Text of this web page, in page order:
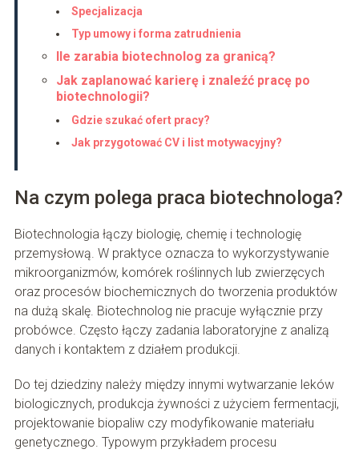
Specjalizacja
Typ umowy i forma zatrudnienia
Ile zarabia biotechnolog za granicą?
Jak zaplanować karierę i znaleźć pracę po
biotechnologii?
Gdzie szukać ofert pracy?
Jak przygotować CV i list motywacyjny?
Na czym polega praca biotechnologa?
Biotechnologia łączy biologię, chemię i technologię
przemysłową. W praktyce oznacza to wykorzystywanie
mikroorganizmów, komórek roślinnych lub zwierzęcych
oraz procesów biochemicznych do tworzenia produktów
na dużą skalę. Biotechnolog nie pracuje wyłącznie przy
probówce. Często łączy zadania laboratoryjne z analizą
danych i kontaktem z działem produkcji.
Do tej dziedziny należy między innymi wytwarzanie leków
biologicznych, produkcja żywności z użyciem fermentacji,
projektowanie biopaliw czy modyfikowanie materiału
genetycznego. Typowym przykładem procesu